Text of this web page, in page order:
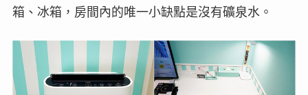
箱、冰箱，房間內的唯一小缺點是沒有礦泉水。